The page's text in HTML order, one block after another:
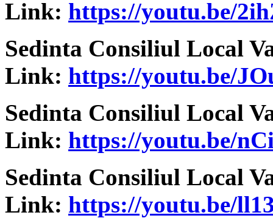
Link: https://youtu.be/
Sedinta Consiliul Local
Link: https://youtu.be/
Sedinta Consiliul Local
Link: https://youtu.be/
Sedinta Consiliul Local
Link: https://youtu.be/